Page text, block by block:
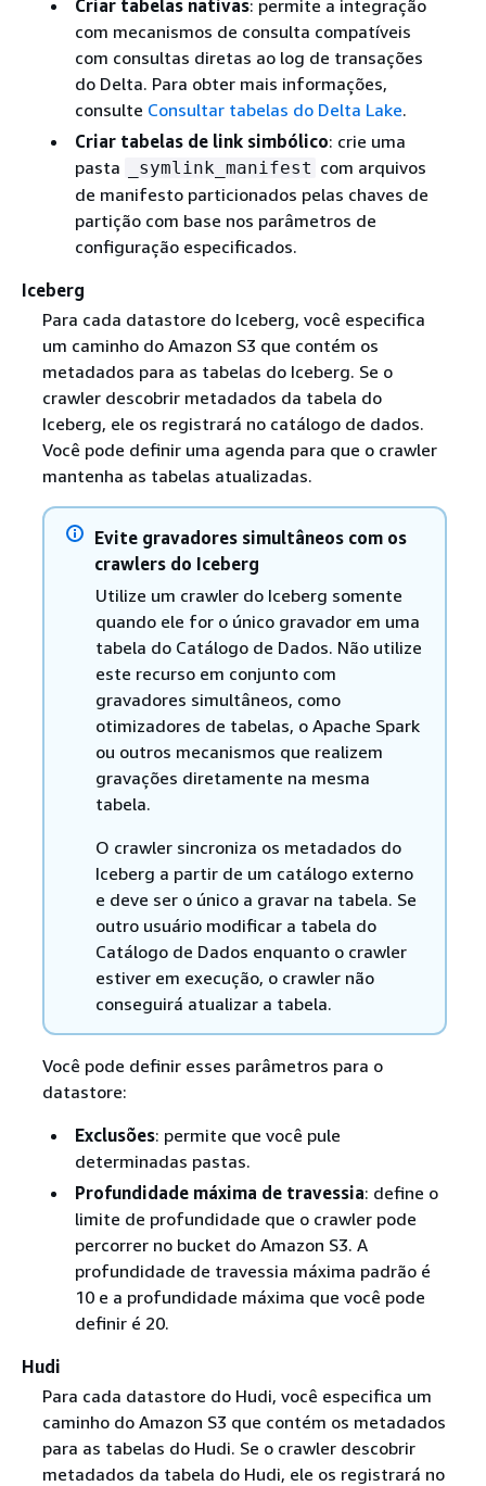
Criar tabelas nativas: permite a integração
com mecanismos de consulta compatíveis
com consultas diretas ao log de transações
do Delta. Para obter mais informações,
consulte Consultar tabelas do Delta Lake.
Criar tabelas de link simbólico: crie uma
pasta
_symlink_manifest com arquivos
de manifesto particionados pelas chaves de
partição com base nos parâmetros de
configuração especificados.
Iceberg
Para cada datastore do Iceberg, você especifica
um caminho do Amazon S3 que contém os
metadados para as tabelas do Iceberg. Se o
crawler descobrir metadados da tabela do
Iceberg, ele os registrará no catálogo de dados.
Você pode definir uma agenda para que o crawler
mantenha as tabelas atualizadas.
Evite gravadores simultâneos com os
crawlers do Iceberg
Utilize um crawler do Iceberg somente
quando ele for o único gravador em uma
tabela do Catálogo de Dados. Não utilize
este recurso em conjunto com
gravadores simultâneos, como
otimizadores de tabelas, o Apache Spark
ou outros mecanismos que realizem
gravações diretamente na mesma
tabela.
O crawler sincroniza os metadados do
Iceberg a partir de um catálogo externo
e deve ser o único a gravar na tabela. Se
outro usuário modificar a tabela do
Catálogo de Dados enquanto o crawler
estiver em execução, o crawler não
conseguirá atualizar a tabela.
Você pode definir esses parâmetros para o
datastore:
Exclusões: permite que você pule
determinadas pastas.
Profundidade máxima de travessia: define o
limite de profundidade que o crawler pode
percorrer no bucket do Amazon S3. A
profundidade de travessia máxima padrão é
10 e a profundidade máxima que você pode
definir é 20.
Hudi
Para cada datastore do Hudi, você especifica um
caminho do Amazon S3 que contém os metadados
para as tabelas do Hudi. Se o crawler descobrir
metadados da tabela do Hudi, ele os registrará no